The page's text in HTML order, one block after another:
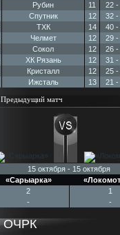
Рубин 11 22 -
Спутник 12 32 -
ТХК 14 40 -
Челмет 12 29 -
Сокол 12 26 -
ХК Рязань 12 31 -
Кристалл 12 25 -
Ижсталь 13 21 -
Предыдущий матч
15 октября - 15 октября
«Сарыарка»
2
1
-
-
ОЧРК